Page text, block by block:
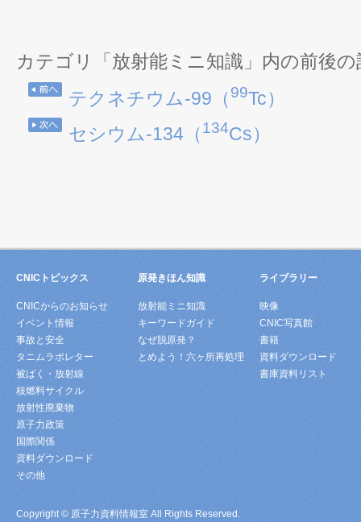
カテゴリ「放射能ミニ知識」内の前後の
テクネチウム-99（99Tc）
セシウム-134（134Cs）
CNICトピックス
CNICからのお知らせ
イベント情報
事故と安全
タニムラボレター
被ばく・放射線
核燃料サイクル
放射性廃棄物
原子力政策
国際関係
資料ダウンロード
その他
原発きほん知識
放射能ミニ知識
キーワードガイド
なぜ脱原発？
とめよう！六ヶ所再処理
ライブラリー
映像
CNIC写真館
書籍
資料ダウンロード
書庫資料リスト
Copyright © 原子力資料情報室 All Rights Reserved.